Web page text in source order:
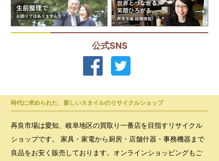
公式SNS
時代に求められた、新しいスタイルのリサイクルショップ
再良市場は愛知、岐阜地区の買取り一番店を目指すリサイクル
ショップです。 家具・家電から厨房・店舗什器・事務機器まで
良品をお安く販売しております。オンラインショッピングもご